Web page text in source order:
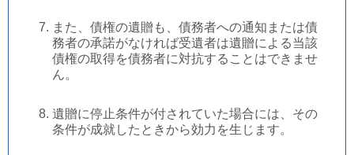
また、債権の遺贈も、債務者への通知または債
務者の承諾がなければ受遺者は遺贈による当該
債権の取得を債務者に対抗することはできませ
ん。
遺贈に停止条件が付されていた場合には、その
条件が成就したときから効力を生じます。